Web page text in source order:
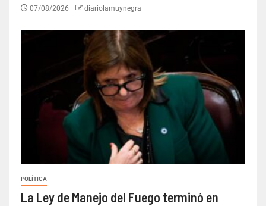
07/08/2026 diariolamuynegra
POLÍTICA
La Ley de Manejo del Fuego terminó en